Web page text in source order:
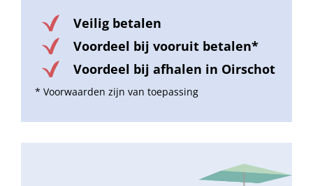
Veilig betalen
Voordeel bij vooruit betalen*
Voordeel bij afhalen in Oirschot
* Voorwaarden zijn van toepassing